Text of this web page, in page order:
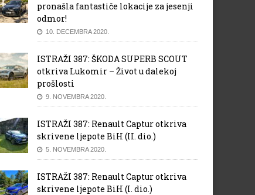
pronašla fantastiče lokacije za jesenji
odmor!
10. DECEMBRA 2020.
ISTRAŽI 387: ŠKODA SUPERB SCOUT
otkriva Lukomir – Život u dalekoj
prošlosti
9. NOVEMBRA 2020.
ISTRAŽI 387: Renault Captur otkriva
skrivene ljepote BiH (II. dio.)
5. NOVEMBRA 2020.
ISTRAŽI 387: Renault Captur otkriva
skrivene ljepote BiH (I. dio.)